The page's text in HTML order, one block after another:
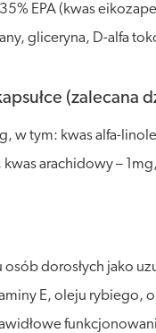
EPA (kwas
gliceryna, D-alfa
(zalecana
w tym: kwas alfa-
arachidowy –
osób dorosłych jako
E, oleju rybiego,